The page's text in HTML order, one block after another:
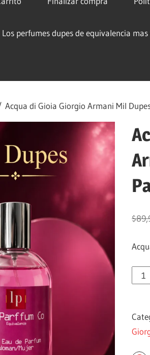
Los perfumes dupes de equivalencia
di Gioia Giorgio Armani Mil
$